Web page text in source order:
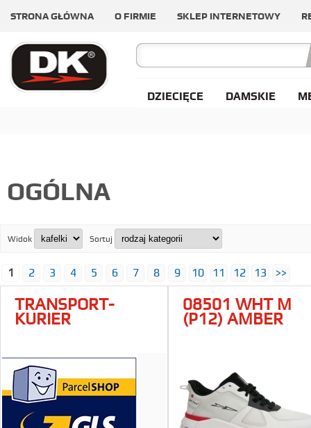
STRONA GŁÓWNA O FIRMIE SKLEP INTERNETOWY
DZIECIĘCE DAMSKIE
OGÓLNA
Widok Sortuj
1 2 3 4 5 6 7 8 9 10 11 12 13 >>
TRANSPORT-
KURIER
08501 WHT M
(P12) AMBER